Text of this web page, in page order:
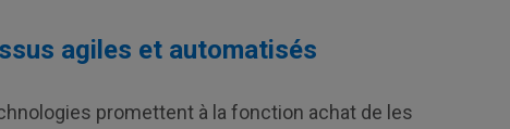
agiles et automatisés
promettent à la fonction achat de les